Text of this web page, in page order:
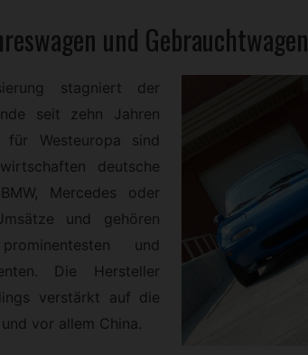
und Gebrauchtwagen
stagniert der
seit zehn Jahren
für Westeuropa sind
deutsche
Mercedes oder
und gehören
und
Die Hersteller
verstärkt auf die
vor allem China.